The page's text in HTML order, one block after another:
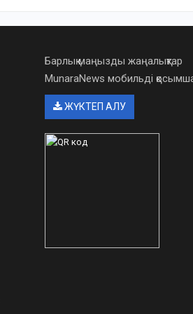
Барлық маңызды жаңалықтар
MunaraNews мобильді
ЖҮКТЕП АЛУ